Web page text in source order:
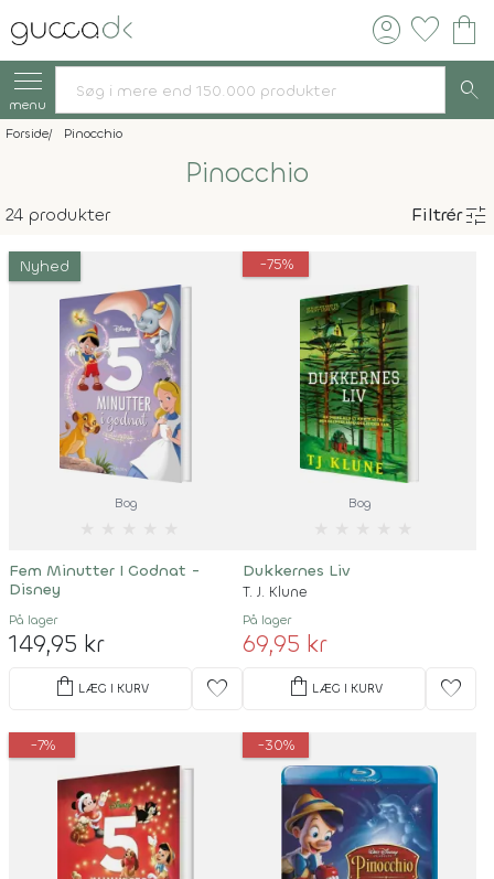
account_circle favorite shopping_bag
menu search
Forside Pinocchio
Pinocchio
24 produkter Filtrértune
Nyhed
Bog
Fem Minutter I Godnat -
Disney
På lager
149,95 kr
shopping_bag LÆG I KURV favorite
-75%
Bog
Dukkernes Liv
T. J. Klune
På lager
69,95 kr
shopping_bag LÆG I KURV favorite
-7% -30%